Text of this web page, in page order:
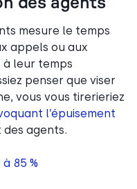
des agents
mesure le temps
appels ou aux
leur temps
penser que viser
vous vous tirerieriez
l’épuisement
agents.
à 85 %